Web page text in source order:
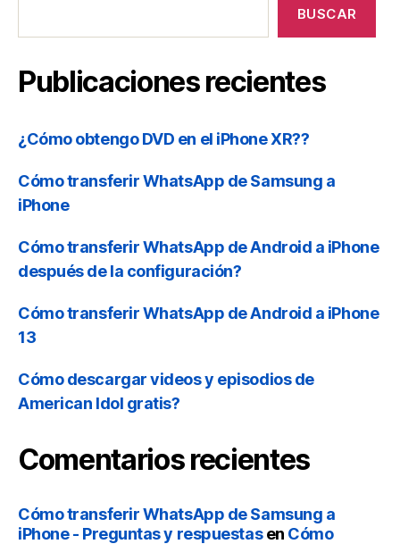
BUSCAR
Publicaciones recientes
¿Cómo obtengo DVD en el iPhone XR??
Cómo transferir WhatsApp de Samsung a
iPhone
Cómo transferir WhatsApp de Android a iPhone
después de la configuración?
Cómo transferir WhatsApp de Android a iPhone
13
Cómo descargar videos y episodios de
American Idol gratis?
Comentarios recientes
Cómo transferir WhatsApp de Samsung a
iPhone - Preguntas y respuestasen Cómo